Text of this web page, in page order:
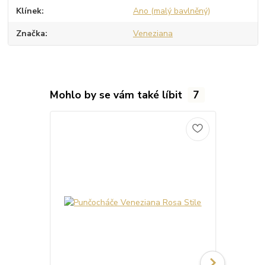
Klínek Ano (malý bavlněný)
Značka Veneziana
Mohlo by se vám také líbit 7